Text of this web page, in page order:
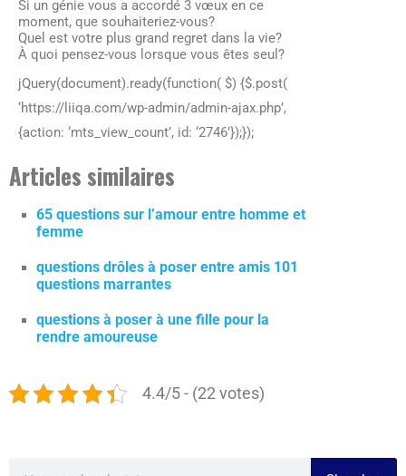
Si un génie vous a accordé 3 vœux en ce
moment, que souhaiteriez-vous?
Quel est votre plus grand regret dans la vie?
À quoi pensez-vous lorsque vous êtes seul?
jQuery(document).ready(function( $) {$.post(
‘https://liiqa.com/wp-admin/admin-ajax.php’,
{action: ‘mts_view_count’, id: ‘2746’});});
Articles similaires
65 questions sur l’amour entre homme et
femme
questions drôles à poser entre amis 101
questions marrantes
questions à poser à une fille pour la
rendre amoureuse
4.4/5 - (22 votes)